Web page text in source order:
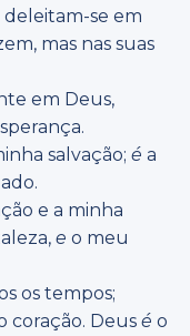
se em
mas nas suas
em Deus,
salvação; é a
e a minha
e o meu
os tempos;
coração. Deus é o